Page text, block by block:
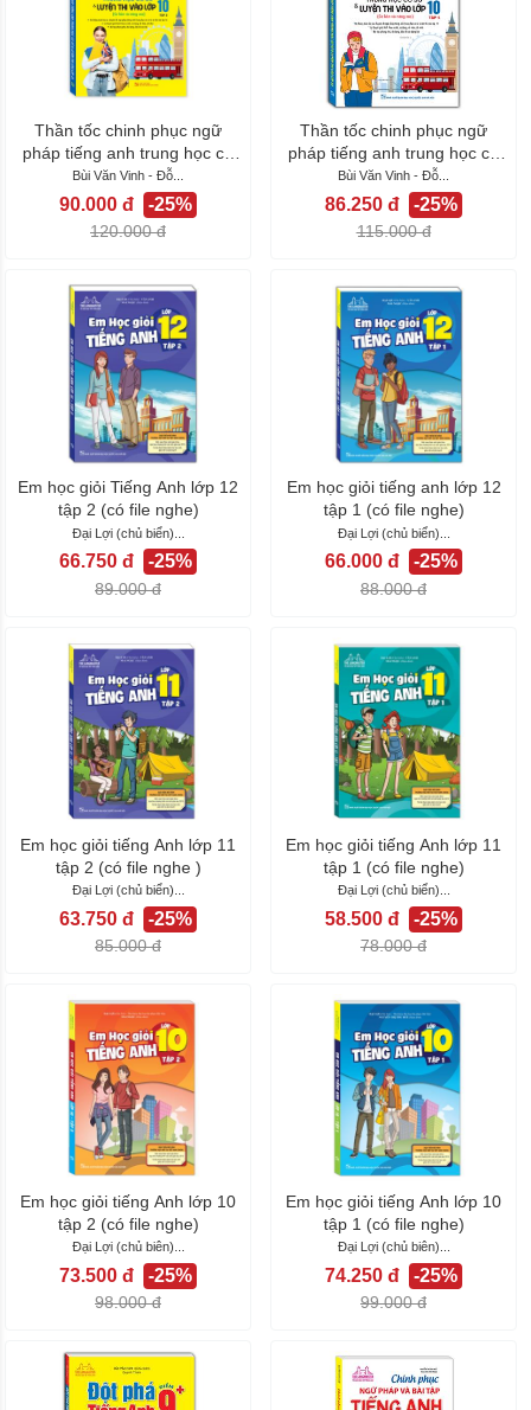
Thần tốc chinh phục ngữ
pháp tiếng anh trung học cơ
sở và...
Bùi Văn Vinh - Đỗ...
90.000 đ -25%
120.000 đ
Thần tốc chinh phục ngữ
pháp tiếng anh trung học cơ
sở và...
Bùi Văn Vinh - Đỗ...
86.250 đ -25%
115.000 đ
Em học giỏi Tiếng Anh lớp 12
tập 2 (có file nghe)
Đại Lợi (chủ biển)...
66.750 đ -25%
89.000 đ
Em học giỏi tiếng anh lớp 12
tập 1 (có file nghe)
Đại Lợi (chủ biển)...
66.000 đ -25%
88.000 đ
Em học giỏi tiếng Anh lớp 11
tập 2 (có file nghe )
Đại Lợi (chủ biển)...
63.750 đ -25%
85.000 đ
Em học giỏi tiếng Anh lớp 11
tập 1 (có file nghe)
Đại Lợi (chủ biển)...
58.500 đ -25%
78.000 đ
Em học giỏi tiếng Anh lớp 10
tập 2 (có file nghe)
Đại Lợi (chủ biên)...
73.500 đ -25%
98.000 đ
Em học giỏi tiếng Anh lớp 10
tập 1 (có file nghe)
Đại Lợi (chủ biên)...
74.250 đ -25%
99.000 đ